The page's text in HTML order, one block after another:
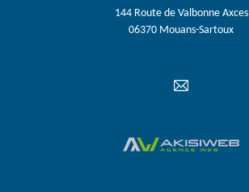
144 Route de Valbonne Axces
06370 Mouans-Sartoux